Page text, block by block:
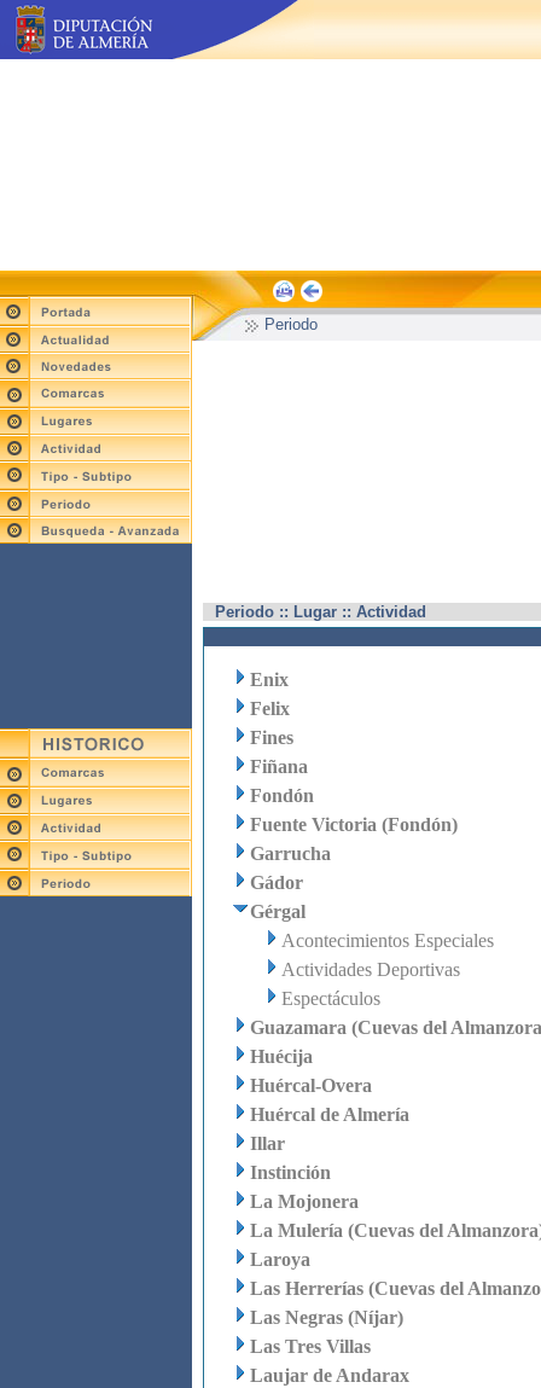
Periodo
Periodo :: Lugar :: Actividad
Enix
Felix
Fines
Fiñana
Fondón
Fuente Victoria (Fondón)
Garrucha
Gádor
Gérgal
Acontecimientos Especiales
Actividades Deportivas
Espectáculos
Guazamara (Cuevas del
Huécija
Huércal-Overa
Huércal de Almería
Illar
Instinción
La Mojonera
La Mulería (Cuevas del
Laroya
Las Herrerías (Cuevas del
Las Negras (Níjar)
Las Tres Villas
Laujar de Andarax